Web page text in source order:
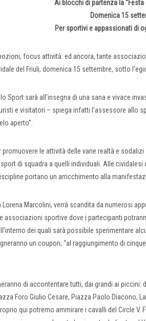
Ai blocchi di partenza la
Domenica 15
Per sportivi e appassionati di
focus attività: ed ancora, tante
del Friuli, domenica 15 settembre, sotto
Sport sarà all'insegna di una sana e vivace
e visitatori – spiega infatti l’assessore allo
aperto”.
promuovere le attività delle varie realtà e
di squadra a quelli individuali. Alle
portano un arricchimento alla
Lorena Marcolini, verrà scandita da numerosi
associazioni sportive dove i partecipanti
dei quali sarà possibile sperimentare
un coupon; “al raggiungimento di
di accontentare tutti, dai grandi ai
Foro Giulio Cesare, Piazza Paolo Diacono,
qui potremo ammirare i cavalli del Circle